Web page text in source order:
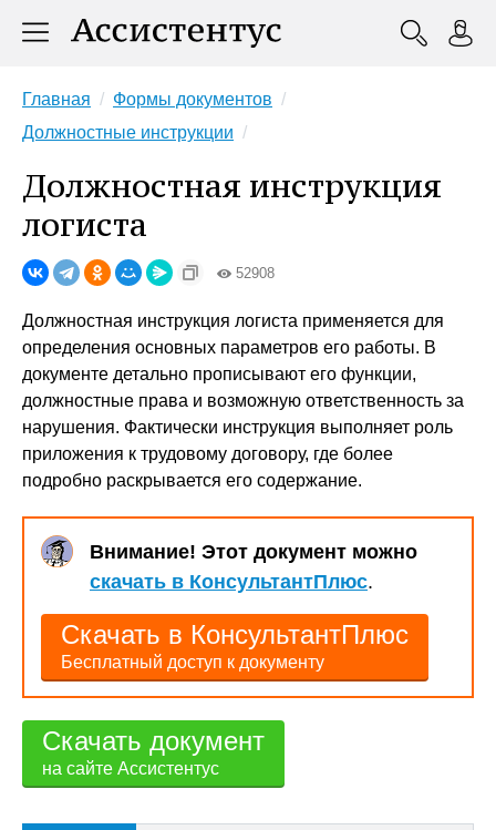
Главная
Формы документов
Должностные инструкции
Должностная инструкция
логиста
52908
Должностная инструкция логиста применяется для
определения основных параметров его работы. В
документе детально прописывают его функции,
должностные права и возможную ответственность за
нарушения. Фактически инструкция выполняет роль
приложения к трудовому договору, где более
подробно раскрывается его содержание.
Внимание! Этот документ можно
скачать в КонсультантПлюс.
Скачать в КонсультантПлюс
Бесплатный доступ к документу
Скачать документ
на сайте Ассистентус